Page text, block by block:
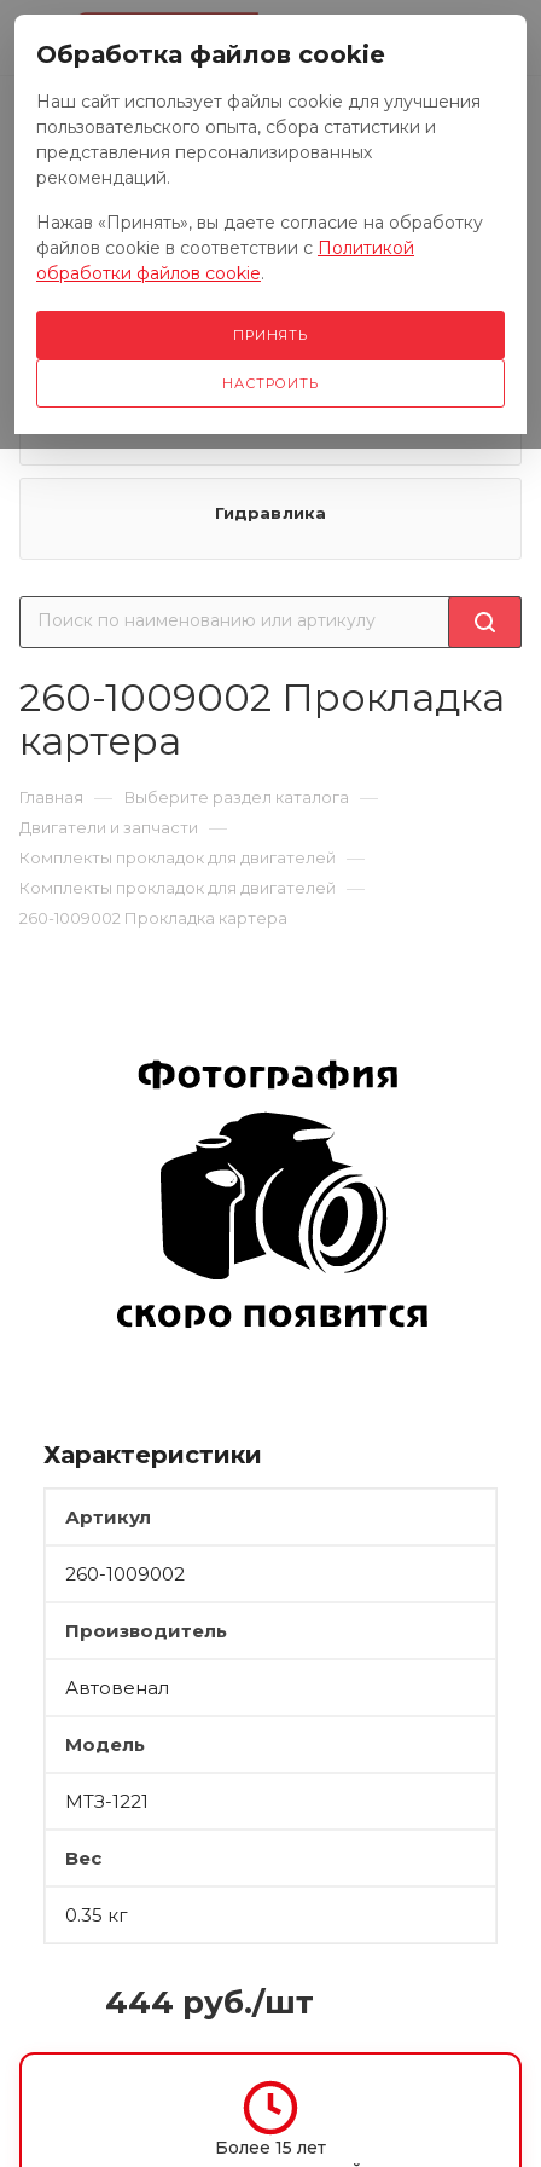
Запчасти к тракторам
Запчасти к грузовым автомобилям
Гидравлика
260-1009002 Прокладка
картера
Главная — Выберите раздел каталога —
Двигатели и запчасти —
Комплекты прокладок для двигателей —
Комплекты прокладок для двигателей —
260-1009002 Прокладка картера
Характеристики
Артикул
260-1009002
Производитель
Автовенал
Модель
МТЗ-1221
Вес
0.35 кг
444 руб./шт
Более 15 лет
Обработка файлов cookie
Наш сайт использует файлы cookie для улучшения
пользовательского опыта, сбора статистики и
представления персонализированных
рекомендаций.
Нажав «Принять», вы даете согласие на обработку
файлов cookie в соответствии с Политикой
обработки файлов cookie.
НАСТРОИТЬ
ПРИНЯТЬ